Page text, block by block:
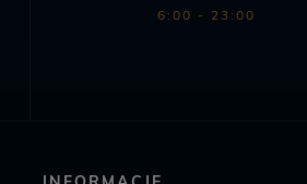
6:00 - 23:00